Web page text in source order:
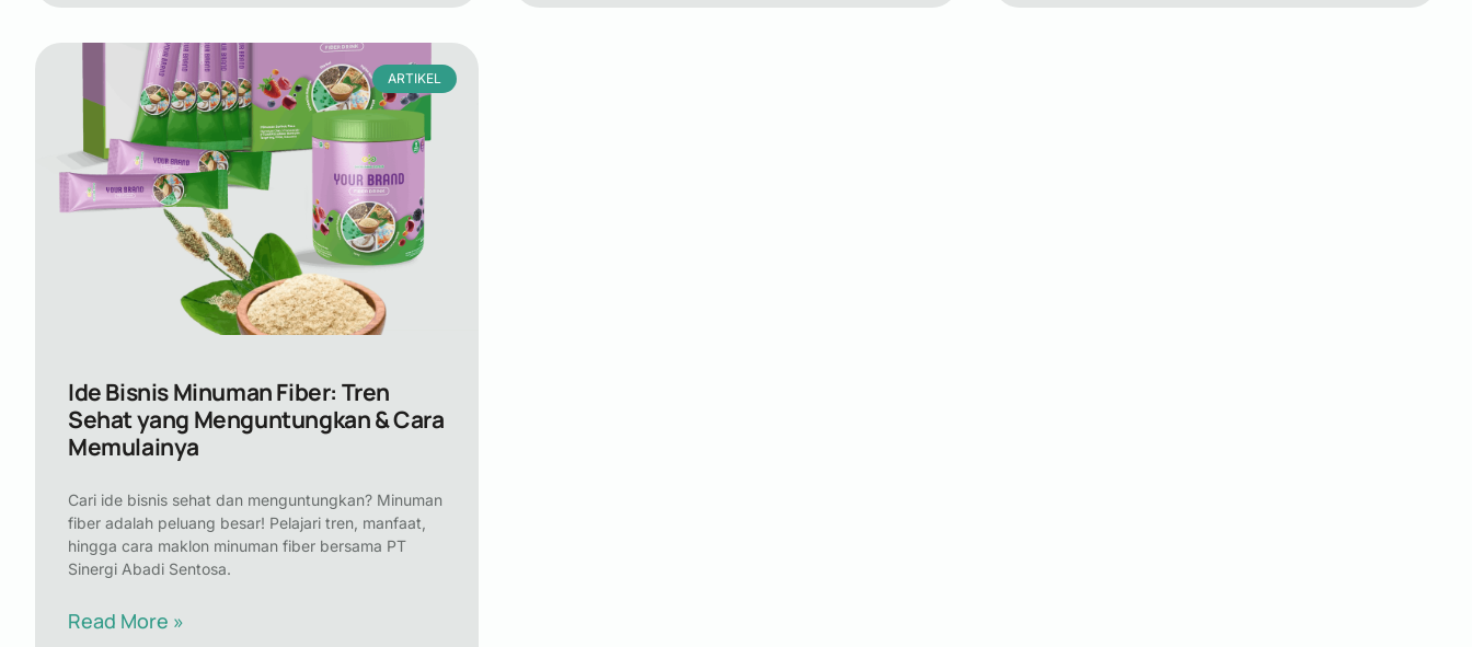
ARTIKEL
Ide Bisnis Minuman Fiber: Tren
Sehat yang Menguntungkan & Cara
Memulainya
Cari ide bisnis sehat dan menguntungkan? Minuman
fiber adalah peluang besar! Pelajari tren, manfaat,
hingga cara maklon minuman fiber bersama PT
Sinergi Abadi Sentosa.
Read More »